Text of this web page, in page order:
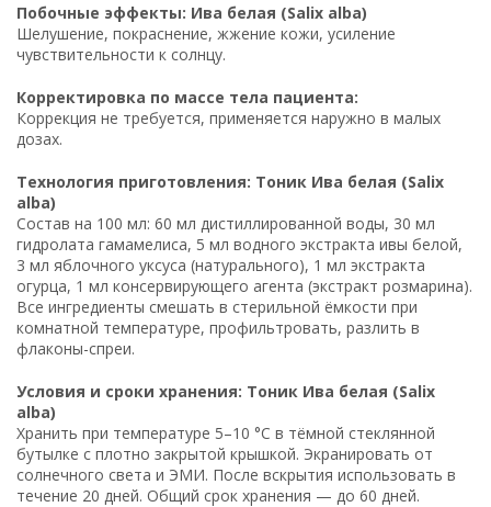
Побочные эффекты: Ива белая (Salix alba)
Шелушение, покраснение, жжение кожи, усиление
чувствительности к солнцу.
Корректировка по массе тела пациента:
Коррекция не требуется, применяется наружно в малых
дозах.
Технология приготовления: Тоник Ива белая (Salix
alba)
Состав на 100 мл: 60 мл дистиллированной воды, 30 мл
гидролата гамамелиса, 5 мл водного экстракта ивы белой,
3 мл яблочного уксуса (натурального), 1 мл экстракта
огурца, 1 мл консервирующего агента (экстракт розмарина).
Все ингредиенты смешать в стерильной ёмкости при
комнатной температуре, профильтровать, разлить в
флаконы-спреи.
Условия и сроки хранения: Тоник Ива белая (Salix
alba)
Хранить при температуре 5–10 °C в тёмной стеклянной
бутылке с плотно закрытой крышкой. Экранировать от
солнечного света и ЭМИ. После вскрытия использовать в
течение 20 дней. Общий срок хранения — до 60 дней.